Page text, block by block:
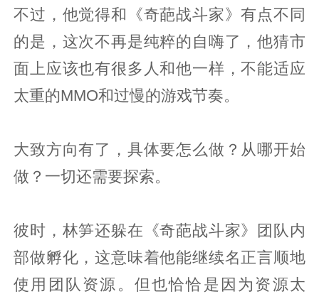
不过，他觉得和《奇葩战斗家》有点不同
的是，这次不再是纯粹的自嗨了，他猜市
面上应该也有很多人和他一样，不能适应
太重的MMO和过慢的游戏节奏。
大致方向有了，具体要怎么做？从哪开始
做？一切还需要探索。
彼时，林笋还躲在《奇葩战斗家》团队内
部做孵化，这意味着他能继续名正言顺地
使用团队资源。但也恰恰是因为资源太